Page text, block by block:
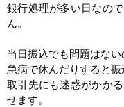
銀行処理が多い日なの
ん。
当日振込でも問題はない
急病で休んだりすると振
取引先にも迷惑がかか
せます。